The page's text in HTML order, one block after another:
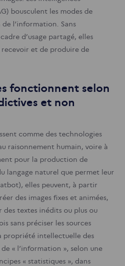
bousculent les modes de
l’information. Sans
d’usage partagé, elles
et de produire de
fonctionnent selon
et non
comme des technologies
raisonnement humain, voire à
pour la production de
langage naturel que permet leur
elles peuvent, à partir
des images fixes et animées,
des textes inédits ou plus ou
sans préciser les sources
propriété intellectuelle des
« l’information », selon une
« statistiques », dans